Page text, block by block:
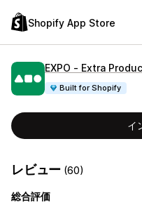
Shopify App Store
EXPO ‑ Extra
Built for Shopify
イ
レビュー (60)
総合評価